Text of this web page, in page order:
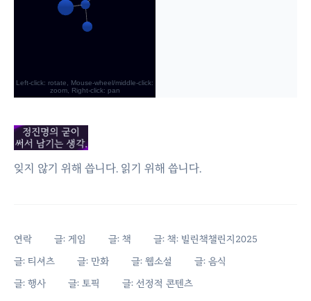
잊지 않기 위해 씁니다. 읽기 위해 씁니다.
연락 글: 게임 글: 책
글: 책: 빌린책챌린지2025
글: 티셔츠
글: 만화 글: 웹소설
글: 음식
글: 행사
글: 토픽 글: 선정적 콘텐츠